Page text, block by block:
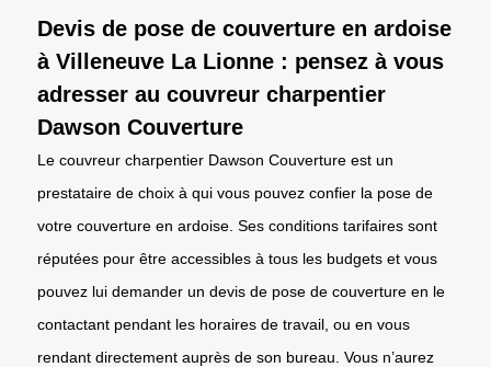
Devis de pose de couverture en ardoise
à Villeneuve La Lionne : pensez à vous
adresser au couvreur charpentier
Dawson Couverture
Le couvreur charpentier Dawson Couverture est un
prestataire de choix à qui vous pouvez confier la pose de
votre couverture en ardoise. Ses conditions tarifaires sont
réputées pour être accessibles à tous les budgets et vous
pouvez lui demander un devis de pose de couverture en le
contactant pendant les horaires de travail, ou en vous
rendant directement auprès de son bureau. Vous n’aurez